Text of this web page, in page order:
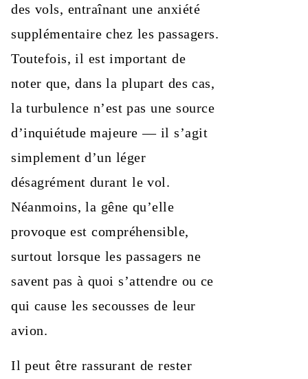
des vols, entraînant une anxiété
supplémentaire chez les passagers.
Toutefois, il est important de
noter que, dans la plupart des cas,
la turbulence n’est pas une source
d’inquiétude majeure — il s’agit
simplement d’un léger
désagrément durant le vol.
Néanmoins, la gêne qu’elle
provoque est compréhensible,
surtout lorsque les passagers ne
savent pas à quoi s’attendre ou ce
qui cause les secousses de leur
avion.
Il peut être rassurant de rester